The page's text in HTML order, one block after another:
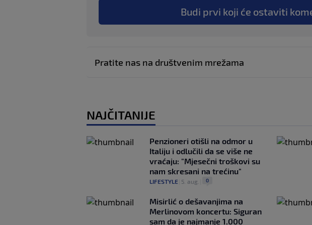
Budi prvi koji će ostaviti
Pratite nas na društvenim mrežama
NAJČITANIJE
Penzioneri otišli na odmor u
Italiju i odlučili da se više ne
vraćaju: "Mjesečni troškovi su
nam skresani na trećinu"
LIFESTYLE 5. aug. 0
Misirlić o dešavanjima na
Merlinovom koncertu: Siguran
sam da je najmanje 1.000